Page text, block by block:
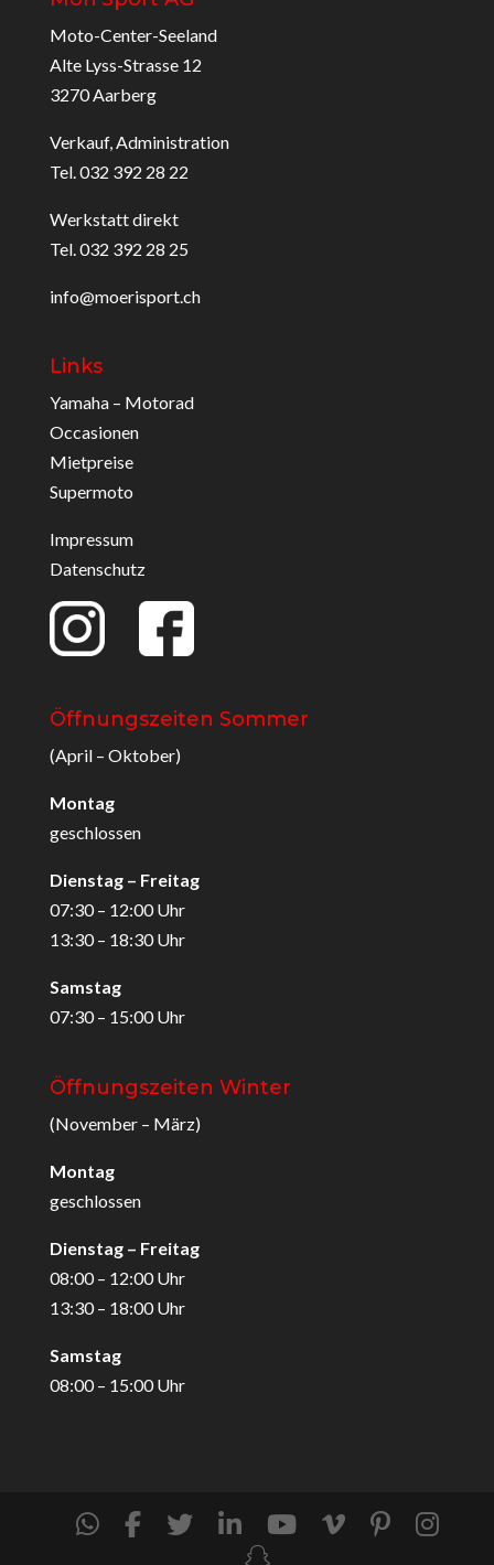
Moto-Center-Seeland
Alte Lyss-Strasse 12
3270 Aarberg
Verkauf, Administration
Tel. 032 392 28 22
Werkstatt direkt
Tel. 032 392 28 25
info@moerisport.ch
Links
Yamaha – Motorad
Occasionen
Mietpreise
Supermoto
Impressum
Datenschutz
Öffnungszeiten Sommer
(April – Oktober)
Montag
geschlossen
Dienstag – Freitag
07:30 – 12:00 Uhr
13:30 – 18:30 Uhr
Samstag
07:30 – 15:00 Uhr
Öffnungszeiten Winter
(November – März)
Montag
geschlossen
Dienstag – Freitag
08:00 – 12:00 Uhr
13:30 – 18:00 Uhr
Samstag
08:00 – 15:00 Uhr